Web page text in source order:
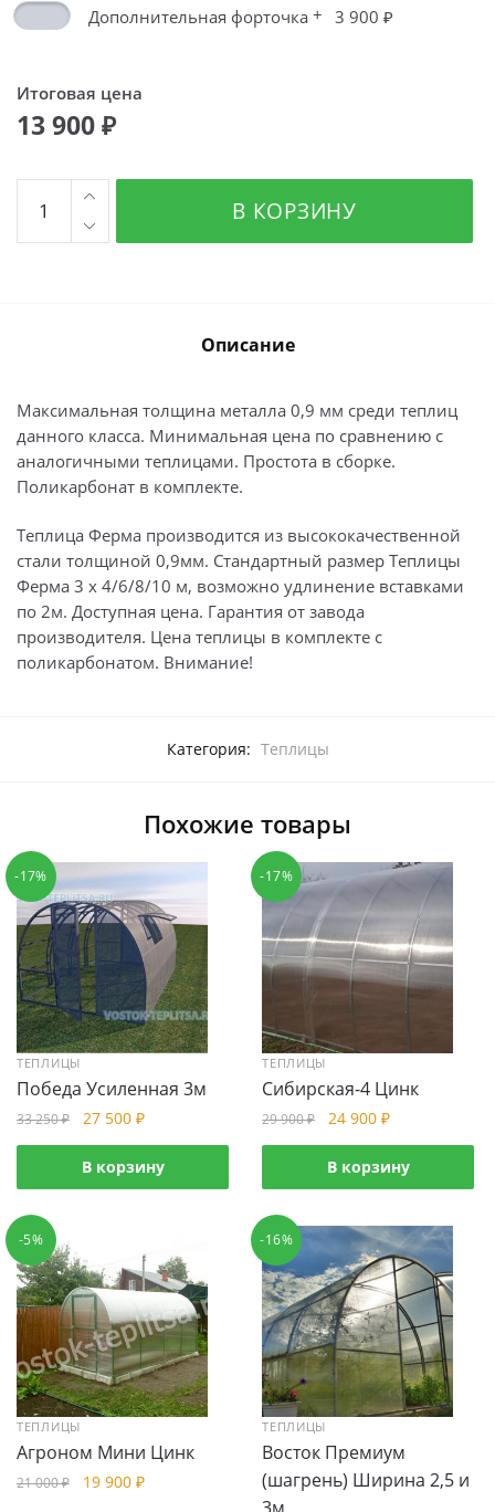
Дополнительная форточка + 3 900 ₽
Итоговая цена
13 900 ₽
Количество
товара
Ферма
В КОРЗИНУ
Описание
Максимальная толщина металла 0,9 мм среди теплиц
данного класса. Минимальная цена по сравнению с
аналогичными теплицами. Простота в сборке.
Поликарбонат в комплекте.
Теплица Ферма производится из высококачественной
стали толщиной 0,9мм. Стандартный размер Теплицы
Ферма 3 х 4/6/8/10 м, возможно удлинение вставками
по 2м. Доступная цена. Гарантия от завода
производителя. Цена теплицы в комплекте с
поликарбонатом. Внимание!
Категория: Теплицы
Похожие товары
-17%
ТЕПЛИЦЫ
Победа Усиленная 3м
33 250₽ 27 500 ₽
В корзину
-17%
ТЕПЛИЦЫ
Сибирская-4 Цинк
29 900₽ 24 900₽
В корзину
-5%
ТЕПЛИЦЫ
Агроном Мини Цинк
21 000₽ 19 900 ₽
-16%
ТЕПЛИЦЫ
Восток Премиум
(шагрень) Ширина 2,5 и